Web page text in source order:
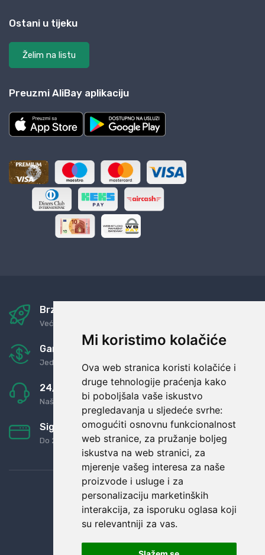
Mi koristimo kolačiće
Ova web stranica koristi kolačiće i
druge tehnologije praćenja kako
bi poboljšala vaše iskustvo
pregledavanja u sljedeće svrhe:
omogućiti osnovnu funkcionalnost
web stranice, za pružanje boljeg
iskustva na web stranici, za
mjerenje vašeg interesa za naše
proizvode i usluge i za
personalizaciju marketinških
interakcija, za isporuku oglasa koji
su relevantniji za vas.
Ostani u tijeku
Želim na listu
Preuzmi AliBay aplikaciju
Brza i sigurna dostava
Već za nekoliko dana kod vas
Garancija u povrat novaca
Jednostavno pravilo: Roba za novac
24/7 odlična podrška
Naši agenti uvijek na raspolaganju
Sigurno obročno plaćanje
Do 24 rata bez kamata